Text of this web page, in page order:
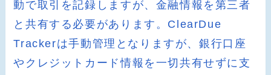
動で取引を記録しますが、金融情報を第三者
と共有する必要があります。ClearDue
Trackerは手動管理となりますが、銀行口座
やクレジットカード情報を一切共有せずに支